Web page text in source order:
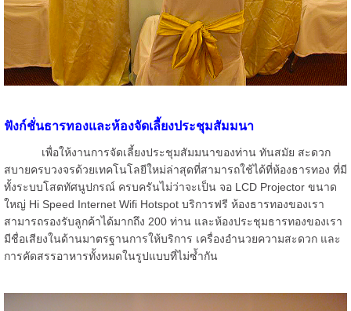
ฟังก์ชั่นธารทองและห้องจัดเลี้ยงประชุมสัมมนา
เพื่อให้งานการจัดเลี้ยงประชุมสัมมนาของท่าน ทันสมัย สะดวก
สบายครบวงจรด้วยเทคโนโลยีใหม่ล่าสุดที่สามารถใช้ได้ที่ห้องธารทอง ที่มี
ทั้งระบบโสตทัศนูปกรณ์ ครบครันไม่ว่าจะเป็น จอ LCD Projector ขนาด
ใหญ่ Hi Speed Internet Wifi Hotspot บริการฟรี ห้องธารทองของเรา
สามารถรองรับลูกค้าได้มากถึง 200 ท่าน และห้องประชุมธารทองของเรา
มีชื่อเสียงในด้านมาตรฐานการให้บริการ เครื่องอำนวยความสะดวก และ
การคัดสรรอาหารทั้งหมดในรูปแบบที่ไม่ซ้ำกัน